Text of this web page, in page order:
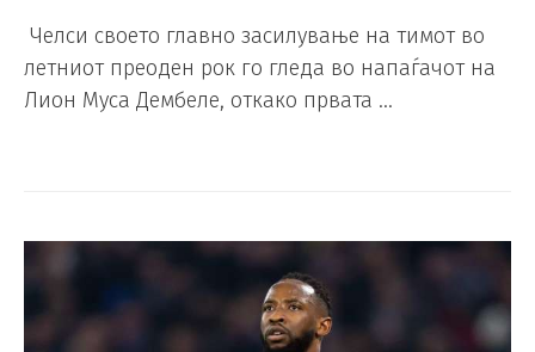
Челси своето главно засилување на тимот во
летниот преоден рок го гледа во напаѓачот на
Лион Муса Дембеле, откако првата …